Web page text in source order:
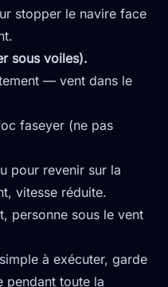
stopper le navire face
sous voiles).
— vent dans le
faseyer (ne pas
pour revenir sur la
vitesse réduite.
personne sous le vent
à exécuter, garde
pendant toute la